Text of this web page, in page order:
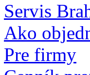
Servis
Ako
Pre firmy